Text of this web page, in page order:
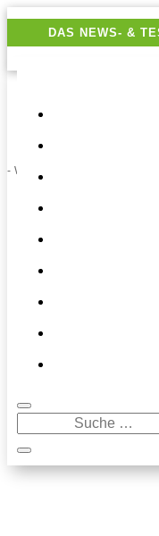
DAS NEWS- &
- Werbung -